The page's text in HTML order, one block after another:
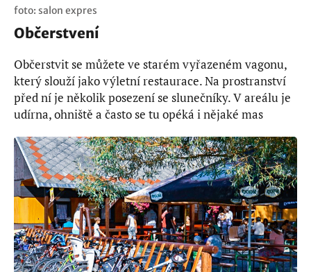
foto: salon expres
Občerstvení
Občerstvit se můžete ve starém vyřazeném vagonu,
který slouží jako výletní restaurace. Na prostranství
před ní je několik posezení se slunečníky. V areálu je
udírna, ohniště a často se tu opéká i nějaké mas